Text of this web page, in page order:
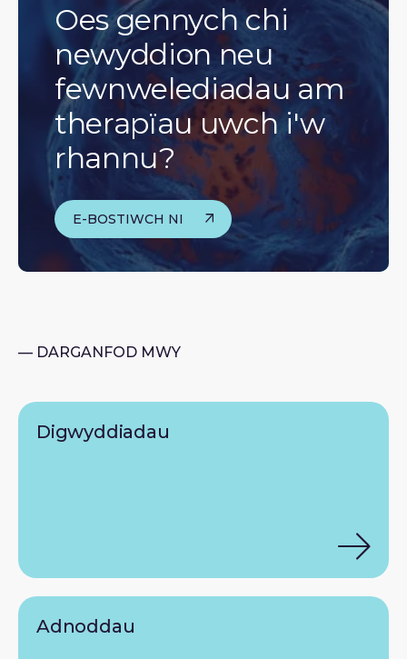
Oes gennych chi
newyddion neu
fewnwelediadau am
therapïau uwch i'w
rhannu?
E-BOSTIWCH NI
— DARGANFOD MWY
Digwyddiadau
Adnoddau